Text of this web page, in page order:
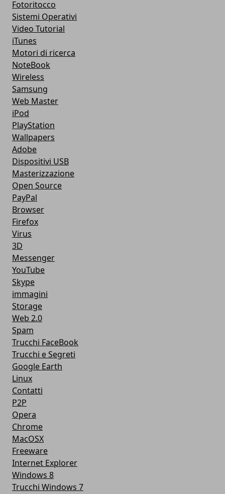
Fotoritocco
Sistemi Operativi
Video Tutorial
iTunes
Motori di ricerca
NoteBook
Wireless
Samsung
Web Master
iPod
PlayStation
Wallpapers
Adobe
Dispositivi USB
Masterizzazione
Open Source
PayPal
Browser
Firefox
Virus
3D
Messenger
YouTube
Skype
immagini
Storage
Web 2.0
Spam
Trucchi FaceBook
Trucchi e Segreti
Google Earth
Linux
Contatti
P2P
Opera
Chrome
MacOSX
Freeware
Internet Explorer
Windows 8
Trucchi Windows 7